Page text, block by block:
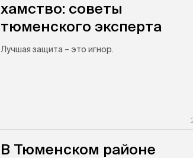
хамство: советы
тюменского эксперта
Лучшая защита – это игнор.
В Тюменском районе